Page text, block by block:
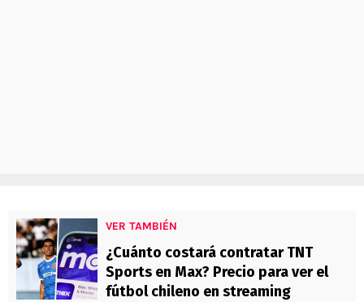
VER TAMBIÉN
¿Cuánto costará contratar TNT
Sports en Max? Precio para ver el
fútbol chileno en streaming